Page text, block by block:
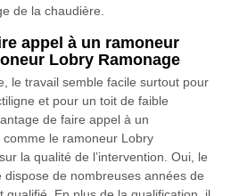
de la chaudière.
appel à un ramoneur
Lobry Ramonage
le travail semble facile surtout pour
et pour un toit de faible
de faire appel à un
le ramoneur Lobry
la qualité de l’intervention. Oui, le
de nombreuses années de